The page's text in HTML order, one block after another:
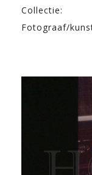
Collectie:
Fotograaf/